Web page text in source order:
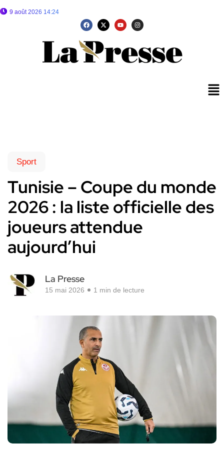
9 août 2026 14:24
Sport
Tunisie – Coupe du monde
2026 : la liste officielle des
joueurs attendue
aujourd’hui
La Presse
15 mai 2026 1 min de lecture